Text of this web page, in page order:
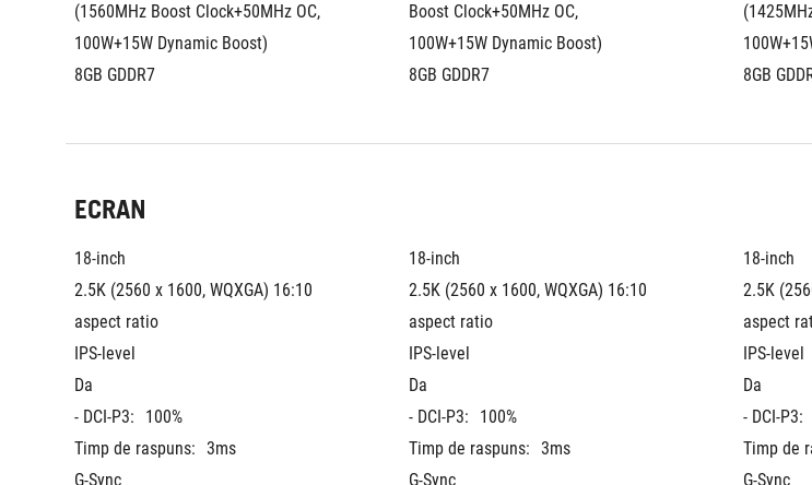
(1560MHz Boost Clock+50MHz OC,
100W+15W Dynamic Boost)
8GB GDDR7
Boost Clock+50MHz OC,
100W+15W Dynamic Boost)
8GB GDDR7
8GB
ECRAN
18-inch
2.5K (2560 x 1600, WQXGA) 16:10
aspect ratio
IPS-level
Da
- DCI-P3:
100%
Timp de raspuns: 3ms
G-Sync
18-inch
2.5K (2560 x 1600, WQXGA) 16:10
aspect ratio
IPS-level
Da
- DCI-P3:
100%
Timp de raspuns: 3ms
G-Sync
18-inch
2.5K
aspect
IPS-level
Da
- DCI-P3:
Timp de
G-Sync